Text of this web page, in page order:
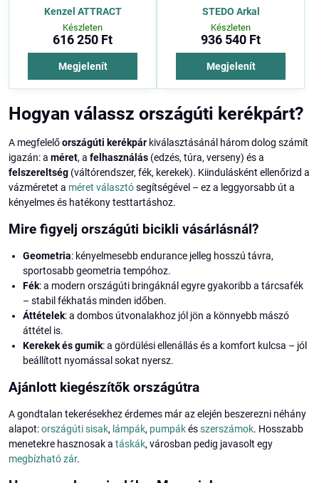
Kenzel ATTRACT
Készleten
616 250 Ft
Megjelenít
STEDO Arkal
Készleten
936 540 Ft
Megjelenít
Hogyan válassz országúti kerékpárt?
A megfelelőországúti kerékpár kiválasztásánál három dolog számít
igazán: a méret, a felhasználás (edzés, túra, verseny) és a
felszereltség (váltórendszer, fék, kerekek). Kiindulásként ellenőrizd a
vázméretet a méret választósegítségével – ez a leggyorsabb út a
kényelmes és hatékony testtartáshoz.
Mire figyelj országúti bicikli vásárlásnál?
Geometria: kényelmesebb endurance jelleg hosszú távra,
sportosabb geometria tempóhoz.
Fék: a modern országúti bringáknál egyre gyakoribb a tárcsafék
– stabil fékhatás minden időben.
Áttételek: a dombos útvonalakhoz jól jön a könnyebb mászó
áttétel is.
Kerekek és gumik: a gördülési ellenállás és a komfort kulcsa – jól
beállított nyomással sokat nyersz.
Ajánlott kiegészítők országútra
A gondtalan tekerésekhez érdemes már az elején beszerezni néhány
alapot:országúti sisak, lámpák, pumpákésszerszámok. Hosszabb
menetekre hasznosak a táskák, városban pedig javasolt egy
megbízható zár.